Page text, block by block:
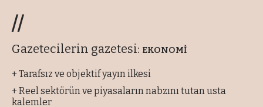
//
Gazetecilerin gazetesi: EKONOMİ
+ Tarafsız ve objektif yayın ilkesi
+ Reel sektörün ve piyasaların nabzını tutan usta
kalemler